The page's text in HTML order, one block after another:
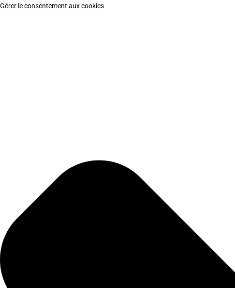
Gérer le consentement aux cookies